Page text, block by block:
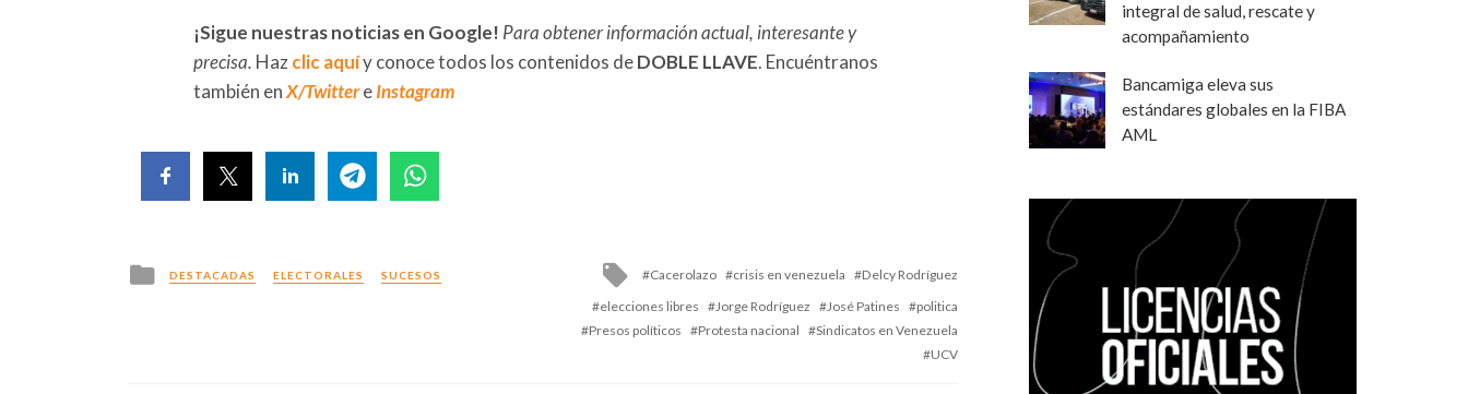
¡Sigue nuestras noticias en Google! Para obtener información actual, interesante y
precisa. Hazclic aquíy conoce todos los contenidos deDOBLE LLAVE. Encuéntranos
también enX/TwittereInstagram
Posted
in
DESTACADAS ELECTORALES SUCESOS
Tagged
Cacerolazo crisis en venezuela
Delcy Rodríguez
elecciones libres
Jorge Rodríguez José Patines
politica
Presos políticos
Protesta nacional
Sindicatos en Venezuela
UCV
integral de salud, rescate y
acompañamiento
Bancamiga eleva sus
estándares globales en la FIBA
AML